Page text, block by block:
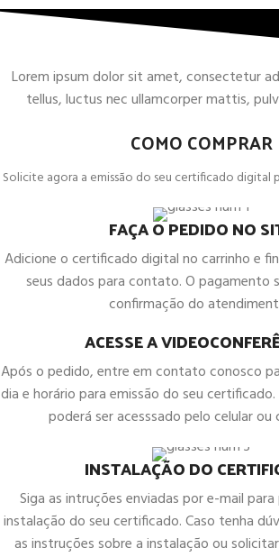
Lorem ipsum dolor sit amet, consectetur
tellus, luctus nec ullamcorper mattis,
COMO COMPRAR
Solicite agora a emissão do seu certificado digital
FAÇA O PEDIDO NO
Adicione o certificado digital no carrinho e
seus dados para contato. O pagamento
confirmação do
ACESSE A
Após o pedido, entre em contato conosco
dia e horário para emissão do seu certificado.
poderá ser acesssado pelo celular
INSTALAÇÃO DO
Siga as intruções enviadas por e-mail
instalação do seu certificado. Caso tenha
as instruções sobre a instalação ou